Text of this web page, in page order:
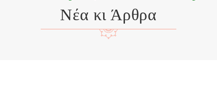
Νέα κι Άρθρα